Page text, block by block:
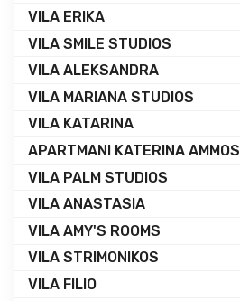
VILA ERIKA
VILA SMILE STUDIOS
VILA ALEKSANDRA
VILA MARIANA STUDIOS
VILA KATARINA
APARTMANI KATERINA AMMOS
VILA PALM STUDIOS
VILA ANASTASIA
VILA AMY'S ROOMS
VILA STRIMONIKOS
VILA FILIO